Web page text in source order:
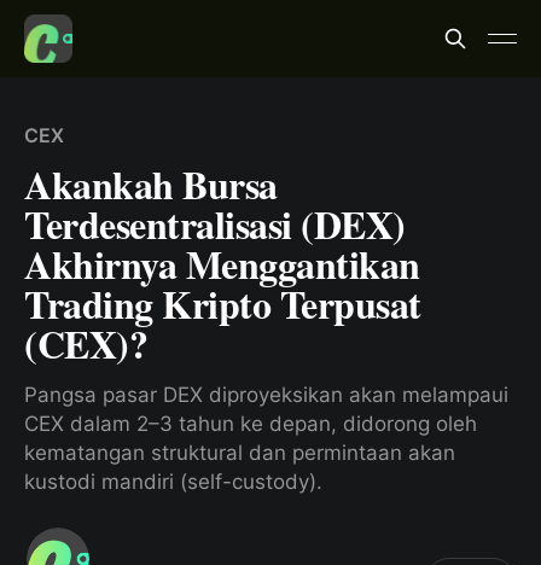
CEX
Akankah Bursa
Terdesentralisasi (DEX)
Akhirnya Menggantikan
Trading Kripto Terpusat
(CEX)?
Pangsa pasar DEX diproyeksikan akan melampaui
CEX dalam 2–3 tahun ke depan, didorong oleh
kematangan struktural dan permintaan akan
kustodi mandiri (self-custody).